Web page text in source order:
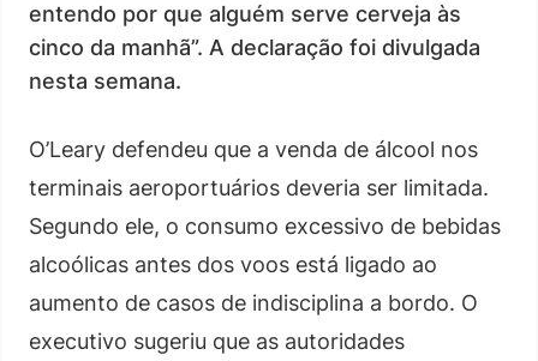
entendo por que alguém serve cerveja às
cinco da manhã”. A declaração foi divulgada
nesta semana.
O’Leary defendeu que a venda de álcool nos
terminais aeroportuários deveria ser limitada.
Segundo ele, o consumo excessivo de bebidas
alcoólicas antes dos voos está ligado ao
aumento de casos de indisciplina a bordo. O
executivo sugeriu que as autoridades